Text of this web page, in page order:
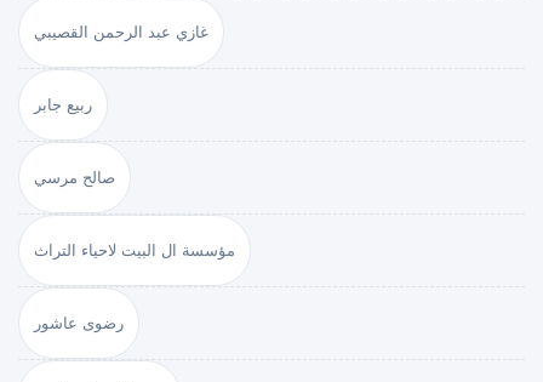
غازي عبد الرحمن القصيبي
ربيع جابر
صالح مرسي
مؤسسة ال البيت لاحياء التراث
رضوى عاشور